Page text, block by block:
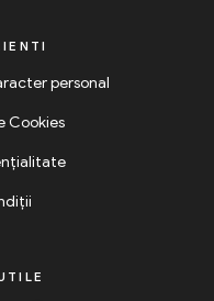
personal
Cookies